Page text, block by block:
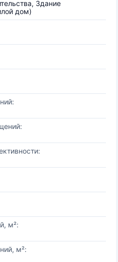
Здание
дом)
м²:
м²: